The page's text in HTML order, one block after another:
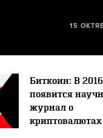
15
Биткоин: В
появится
журнал о
криптовалютах